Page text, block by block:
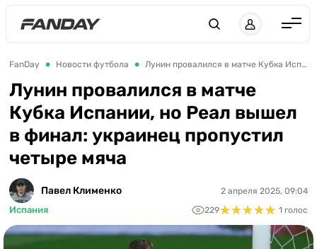
Испания
Германия
Италия
Украина
ЛЧ
FanDay Новости футбола Лунин провалился в матче Кубка Испании, но Реал вышел в финал: украинец пропустил четыре мяча
Лунин провалился в матче
Кубка Испании, но Реал вышел
в финал: украинец пропустил
четыре мяча
Павел Клименко
Испания
2 апреля 2025, 09:04
229★★★★★
★★★★★ 1 голос